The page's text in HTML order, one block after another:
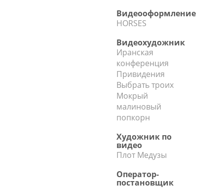
Видеооформление
HORSES
Видеохудожник
Иранская
конференция
Привидения
Выбрать троих
Мокрый
малиновый
попкорн
Художник по
видео
Плот Медузы
Оператор-
постановщик